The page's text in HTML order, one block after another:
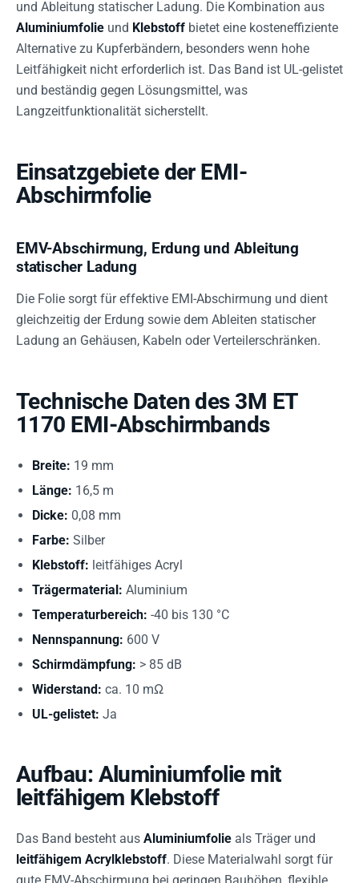
und Ableitung statischer Ladung. Die Kombination aus
Aluminiumfolie und Klebstoff bietet eine kosteneffiziente
Alternative zu Kupferbändern, besonders wenn hohe
Leitfähigkeit nicht erforderlich ist. Das Band ist UL-gelistet
und beständig gegen Lösungsmittel, was
Langzeitfunktionalität sicherstellt.
Einsatzgebiete der EMI-
Abschirmfolie
EMV-Abschirmung, Erdung und Ableitung
statischer Ladung
Die Folie sorgt für effektive EMI-Abschirmung und dient
gleichzeitig der Erdung sowie dem Ableiten statischer
Ladung an Gehäusen, Kabeln oder Verteilerschränken.
Technische Daten des 3M ET
1170 EMI-Abschirmbands
Breite: 19 mm
Länge: 16,5 m
Dicke: 0,08 mm
Farbe: Silber
Klebstoff: leitfähiges Acryl
Trägermaterial: Aluminium
Temperaturbereich: -40 bis 130 °C
Nennspannung: 600 V
Schirmdämpfung: > 85 dB
Widerstand: ca. 10 mΩ
UL-gelistet: Ja
Aufbau: Aluminiumfolie mit
leitfähigem Klebstoff
Das Band besteht aus Aluminiumfolie als Träger und
leitfähigem Acrylklebstoff. Diese Materialwahl sorgt für